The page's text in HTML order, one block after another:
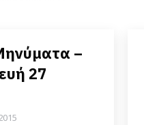
–
27